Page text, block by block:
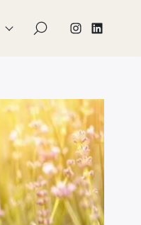
ÉlémentÉlément